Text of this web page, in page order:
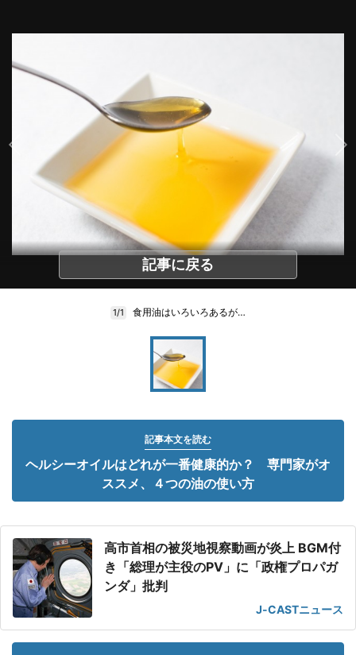
記事に戻る
1/1 食用油はいろいろあるが…
記事本文を読む
ヘルシーオイルはどれが一番健康的か？ 専門家がオ
ススメ、４つの油の使い方
高市首相の被災地視察動画が炎上 BGM付
き「総理が主役のPV」に「政権プロパガ
ンダ」批判
J-CASTニュース